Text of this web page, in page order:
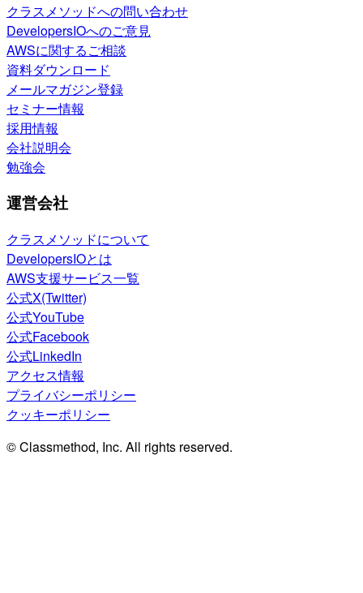
クラスメソッドへの問い合わせ
DevelopersIOへのご意見
AWSに関するご相談
資料ダウンロード
メールマガジン登録
セミナー情報
採用情報
会社説明会
勉強会
運営会社
クラスメソッドについて
DevelopersIOとは
AWS支援サービス一覧
公式X(Twitter)
公式YouTube
公式Facebook
公式LinkedIn
アクセス情報
プライバシーポリシー
クッキーポリシー
© Classmethod, Inc. All rights reserved.